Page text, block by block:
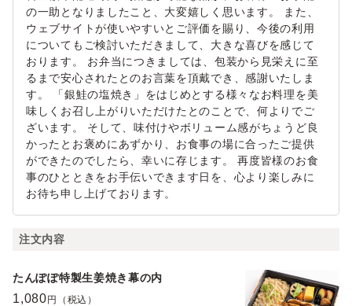
の一助となりましたこと、大変嬉しく思います。 また、
ウェブサイトが使いやすいとご評価を賜り、今後の利用
についてもご検討いただきまして、大きな喜びを感じて
おります。 お弁当につきましては、包装から見栄えに至
るまで安心されたとのお言葉を頂戴でき、感謝いたしま
す。 「銀鮭の塩焼き」をはじめとする様々なお料理を美
味しくお召し上がりいただけたとのことで、何よりでご
ざいます。 そして、味付けやボリューム感がちょうど良
かったとお褒めにあずかり、お食事の場に合ったご提供
ができたのでしたら、幸いに存じます。 再度皆様のお食
事のひとときをお手伝いできます日を、心より楽しみに
お待ち申し上げております。
注文内容
たんぽぽ特製生姜焼き幕の内
1,080 円（税込）